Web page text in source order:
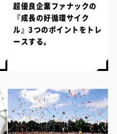
超優良企業ファナックの
『成長の好循環サイク
ル』3つのポイントをトレ
ースする。